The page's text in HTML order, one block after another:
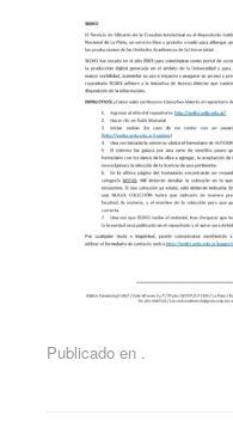
Publicado en .